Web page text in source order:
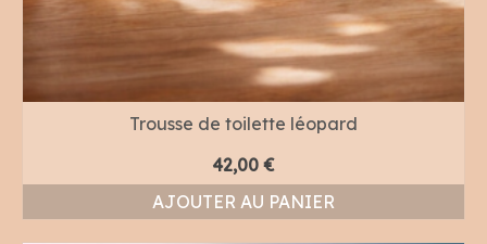
Trousse de toilette léopard
42,00 €
AJOUTER AU PANIER